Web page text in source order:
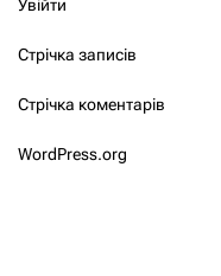
Увійти
Стрічка записів
Стрічка коментарів
WordPress.org